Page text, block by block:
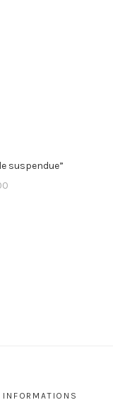
suspendue”
INFORMATIONS